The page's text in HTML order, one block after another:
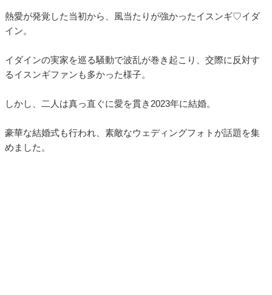
熱愛が発覚した当初から、風当たりが強かったイスンギ♡イダ
イン。
イダインの実家を巡る騒動で波乱が巻き起こり、交際に反対す
るイスンギファンも多かった様子。
しかし、二人は真っ直ぐに愛を貫き2023年に結婚。
豪華な結婚式も行われ、素敵なウェディングフォトが話題を集
めました。